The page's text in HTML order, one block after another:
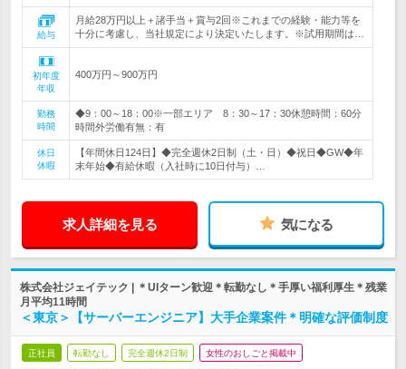
給与
月給28万円以上＋諸手当＋賞与2回※これまでの経験・能力等を
十分に考慮し、当社規定により決定いたします。※試用期間は…
初年度
年収
400万円～900万円
勤務
時間
◆9：00～18：00※一部エリア 8：30～17：30休憩時間：60分
時間外労働有無：有
休日
休暇
【年間休日124日】◆完全週休2日制（土・日）◆祝日◆GW◆年
末年始◆有給休暇（入社時に10日付与）…
求人詳細を見る 気になる
株式会社ジェイテック | ＊UIターン歓迎＊転勤なし＊手厚い福利厚生＊残業
月平均11時間
＜東京＞【サーバーエンジニア】大手企業案件＊明確な評価制度
正社員 転勤なし 完全週休2日制 女性のおしごと掲載中